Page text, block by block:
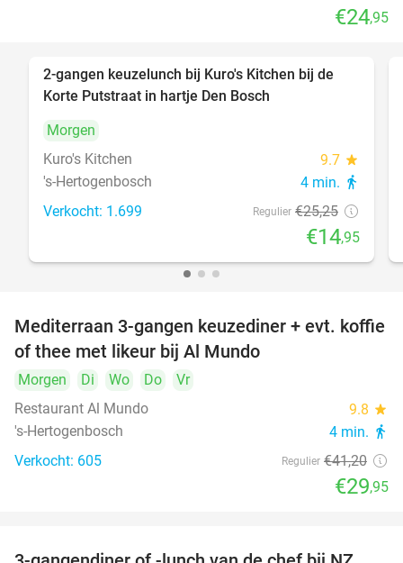
€24,95
2-gangen keuzelunch bij Kuro's Kitchen bij de
Korte Putstraat in hartje Den Bosch
Morgen
Kuro's Kitchen
9.7 star
's-Hertogenbosch 4 min. directions_walk
Verkocht: 1.699 Regulier €25,25
€14,95
27%
Mediterraan 3-gangen keuzediner + evt. koffie
of thee met likeur bij Al Mundo
Morgen Di Wo Do
Vr
Restaurant Al Mundo
9.8 star
's-Hertogenbosch 4 min. directions_walk
Verkocht: 605 Regulier €41,20
€29,95